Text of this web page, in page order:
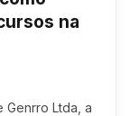
na
Genrro Ltda, a